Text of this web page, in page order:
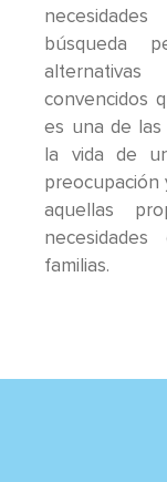
búsqueda
convencidos
es una de las
la vida de
preocupación
aquellas
familias.